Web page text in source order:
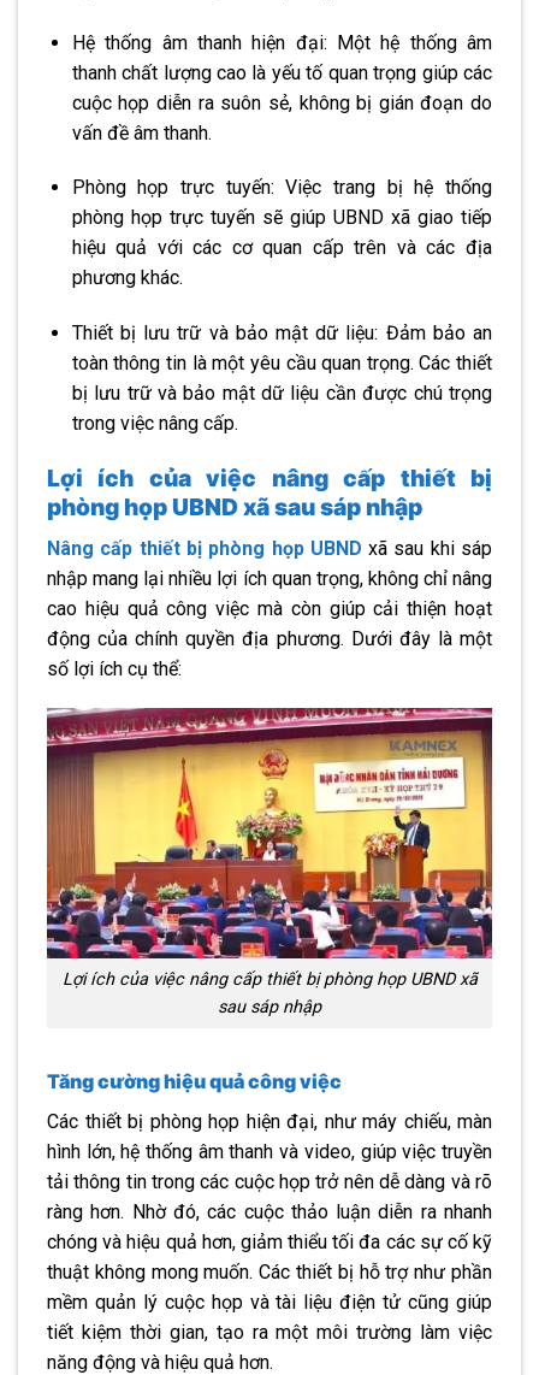
Hệ thống âm thanh hiện đại: Một hệ thống âm
thanh chất lượng cao là yếu tố quan trọng giúp các
cuộc họp diễn ra suôn sẻ, không bị gián đoạn do
vấn đề âm thanh.
Phòng họp trực tuyến: Việc trang bị hệ thống
phòng họp trực tuyến sẽ giúp UBND xã giao tiếp
hiệu quả với các cơ quan cấp trên và các địa
phương khác.
Thiết bị lưu trữ và bảo mật dữ liệu: Đảm bảo an
toàn thông tin là một yêu cầu quan trọng. Các thiết
bị lưu trữ và bảo mật dữ liệu cần được chú trọng
trong việc nâng cấp.
Lợi ích của việc nâng cấp thiết bị
phòng họp UBND xã sau sáp nhập
Nâng cấp thiết bị phòng họp UBND xã sau khi sáp
nhập mang lại nhiều lợi ích quan trọng, không chỉ nâng
cao hiệu quả công việc mà còn giúp cải thiện hoạt
động của chính quyền địa phương. Dưới đây là một
số lợi ích cụ thể:
Lợi ích của việc nâng cấp thiết bị phòng họp UBND xã
sau sáp nhập
Tăng cường hiệu quả công việc
Các thiết bị phòng họp hiện đại, như máy chiếu, màn
hình lớn, hệ thống âm thanh và video, giúp việc truyền
tải thông tin trong các cuộc họp trở nên dễ dàng và rõ
ràng hơn. Nhờ đó, các cuộc thảo luận diễn ra nhanh
chóng và hiệu quả hơn, giảm thiểu tối đa các sự cố kỹ
thuật không mong muốn. Các thiết bị hỗ trợ như phần
mềm quản lý cuộc họp và tài liệu điện tử cũng giúp
tiết kiệm thời gian, tạo ra một môi trường làm việc
năng động và hiệu quả hơn.